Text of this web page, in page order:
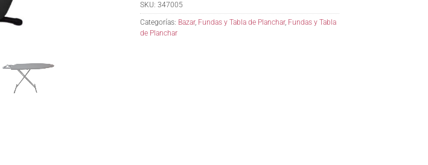
SKU: 347005
Categorías: Bazar, Fundas y Tabla de Planchar, Fundas y Tabla
de Planchar